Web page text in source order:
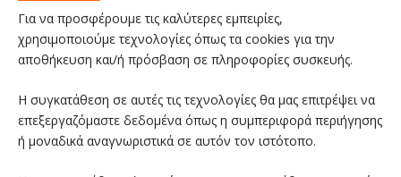
Για να προσφέρουμε τις καλύτερες εμπειρίες,
χρησιμοποιούμε τεχνολογίες όπως τα cookies για την
αποθήκευση και/ή πρόσβαση σε πληροφορίες συσκευής.
Η συγκατάθεση σε αυτές τις τεχνολογίες θα μας επιτρέψει να
επεξεργαζόμαστε δεδομένα όπως η συμπεριφορά περιήγησης
ή μοναδικά αναγνωριστικά σε αυτόν τον ιστότοπο.